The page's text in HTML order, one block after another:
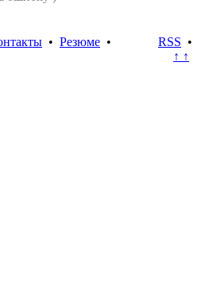
• Резюме •
RSS •
↑ ↑